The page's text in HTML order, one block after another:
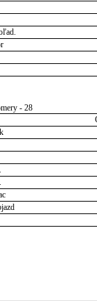
- 28